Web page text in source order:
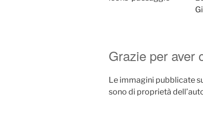
Grazie per aver
Le immagini pubblicate
sono di proprietà